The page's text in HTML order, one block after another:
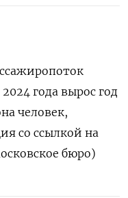
года вырос год
человек,
со ссылкой на
бюро)